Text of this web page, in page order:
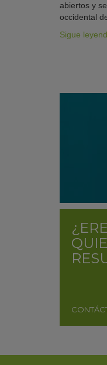
abiertos y
occidental
Sigue